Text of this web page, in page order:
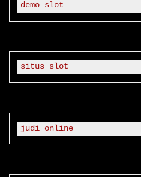
demo slot
situs slot
judi online